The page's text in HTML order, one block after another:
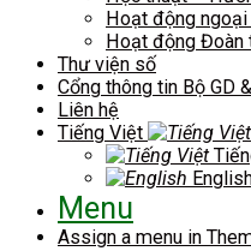
Hoạt động ngoại
Hoạt động Đoàn
Thư viện số
Cổng thông tin Bộ GD
Liên hệ
Tiếng Việt
Menu
Assign a menu in